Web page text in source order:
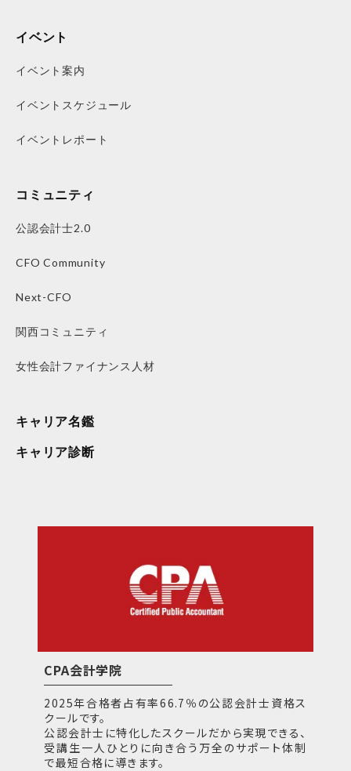
イベント
イベント案内
イベントスケジュール
イベントレポート
コミュニティ
公認会計士2.0
CFO Community
Next-CFO
関西コミュニティ
女性会計ファイナンス人材
キャリア名鑑
キャリア診断
CPA会計学院
2025年合格者占有率66.7％の公認会計士資格ス
クールです。
公認会計士に特化したスクールだから実現できる、
受講生一人ひとりに向き合う万全のサポート体制
で最短合格に導きます。